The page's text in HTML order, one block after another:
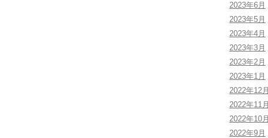
2023年6月
2023年5月
2023年4月
2023年3月
2023年2月
2023年1月
2022年12月
2022年11月
2022年10月
2022年9月